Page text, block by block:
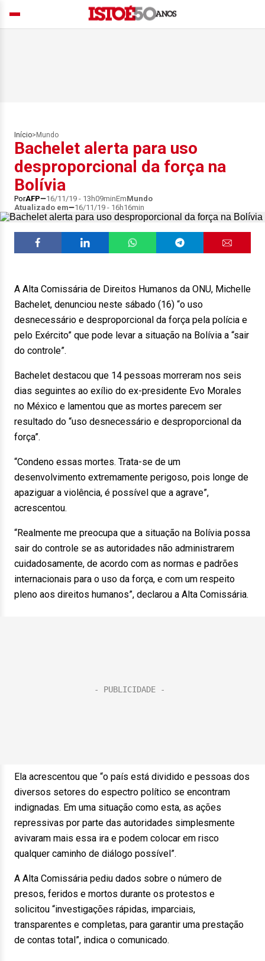
Início> Mundo
Bachelet alerta para uso
desproporcional da força na
Bolívia
PorAFP 16/11/19 - 13h09minEmMundo
Atualizado em
16/11/19 - 16h16min
A Alta Comissária de Direitos Humanos da ONU, Michelle
Bachelet, denunciou neste sábado (16) “o uso
desnecessário e desproporcional da força pela polícia e
pelo Exército” que pode levar a situação na Bolívia a “sair
do controle”.
Bachelet destacou que 14 pessoas morreram nos seis
dias seguintes ao exílio do ex-presidente Evo Morales
no México e lamentou que as mortes parecem ser
resultado do “uso desnecessário e desproporcional da
força”.
“Condeno essas mortes. Trata-se de um
desenvolvimento extremamente perigoso, pois longe de
apaziguar a violência, é possível que a agrave”,
acrescentou.
“Realmente me preocupa que a situação na Bolívia possa
sair do controle se as autoridades não administrarem
cuidadosamente, de acordo com as normas e padrões
internacionais para o uso da força, e com um respeito
pleno aos direitos humanos”, declarou a Alta Comissária.
Ela acrescentou que “o país está dividido e pessoas dos
diversos setores do espectro político se encontram
indignadas. Em uma situação como esta, as ações
repressivas por parte das autoridades simplesmente
avivaram mais essa ira e podem colocar em risco
qualquer caminho de diálogo possível”.
A Alta Comissária pediu dados sobre o número de
presos, feridos e mortos durante os protestos e
solicitou “investigações rápidas, imparciais,
transparentes e completas, para garantir uma prestação
de contas total”, indica o comunicado.